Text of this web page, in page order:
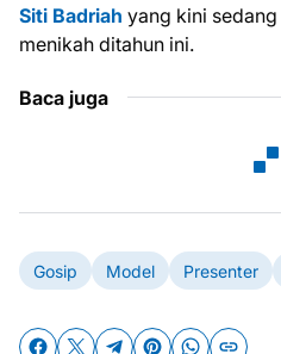
Siti Badriah yang kini
menikah ditahun ini.
Baca juga
Gosip Model Presenter